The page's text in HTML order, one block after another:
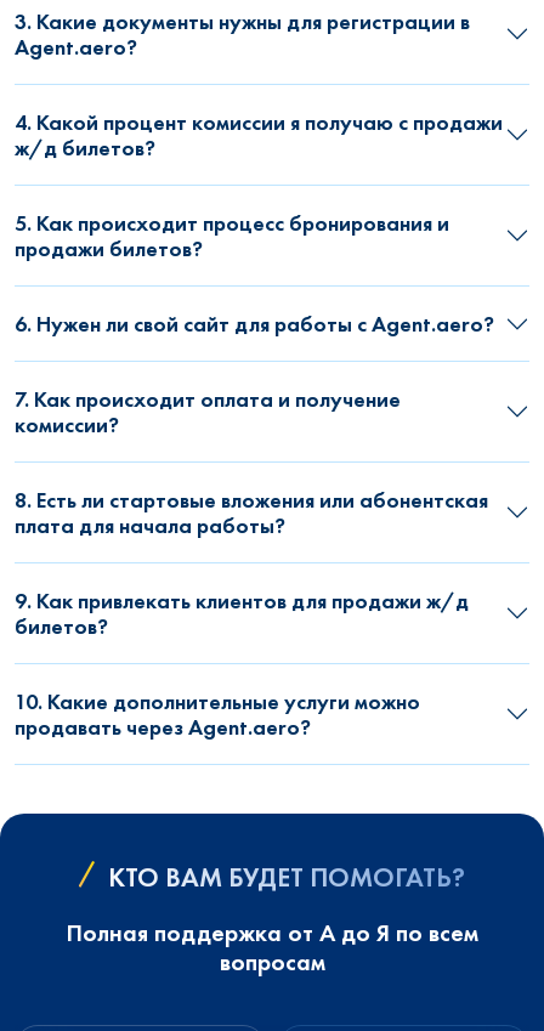
3. Какие документы нужны для регистрации в
Agent.aero?
4. Какой процент комиссии я получаю с продажи
ж/д билетов?
5. Как происходит процесс бронирования и
продажи билетов?
6. Нужен ли свой сайт для работы с Agent.aero?
7. Как происходит оплата и получение
комиссии?
8. Есть ли стартовые вложения или абонентская
плата для начала работы?
9. Как привлекать клиентов для продажи ж/д
билетов?
10. Какие дополнительные услуги можно
продавать через Agent.aero?
КТО ВАМ БУДЕТ ПОМОГАТЬ?
Полная поддержка от А до Я по всем
вопросам